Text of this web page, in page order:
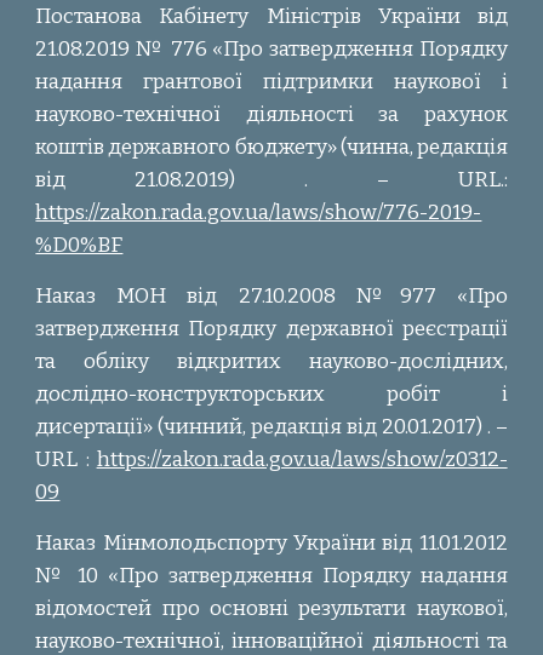
Постанова Кабінету Міністрів України від
21.08.2019 № 776 «Про затвердження Порядку
надання грантової підтримки наукової і
науково-технічної діяльності за рахунок
коштів державного бюджету» (чинна, редакція
від 21.08.2019) . – URL.:
https://zakon.rada.gov.ua/laws/show/776-2019-
%D0%BF
Наказ МОН від 27.10.2008 №977 «Про
затвердження Порядку державної реєстрації
та обліку відкритих науково-дослідних,
дослідно-конструкторських робіт і
дисертації» (чинний, редакція від 20.01.2017) . –
URL : https://zakon.rada.gov.ua/laws/show/z0312-
09
Наказ Мінмолодьспорту України від 11.01.2012
№ 10 «Про затвердження Порядку надання
відомостей про основні результати наукової,
науково-технічної, інноваційної діяльності та